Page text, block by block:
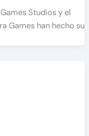
Studios y el
Games han hecho su